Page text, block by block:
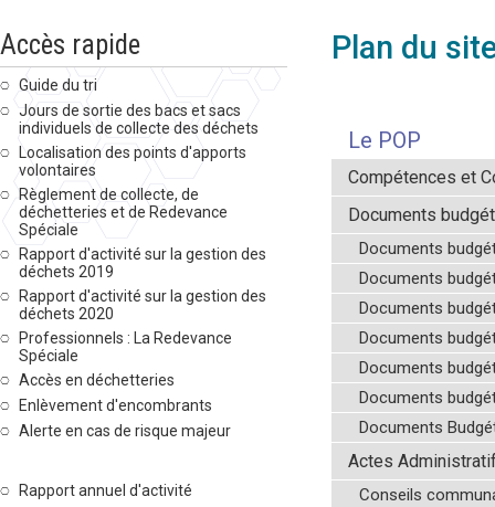
Accès rapide
Guide du tri
Jours de sortie des bacs et sacs
individuels de collecte des déchets
Localisation des points d'apports
volontaires
Règlement de collecte, de
déchetteries et de Redevance
Spéciale
Rapport d'activité sur la gestion des
déchets 2019
Rapport d'activité sur la gestion des
déchets 2020
Professionnels : La Redevance
Spéciale
Accès en déchetteries
Enlèvement d'encombrants
Alerte en cas de risque majeur
Rapport annuel d'activité
Plan du
Le POP
Compétences et
Documents
Documents
Documents
Documents
Documents
Documents
Documents
Documents
Actes
Conseils